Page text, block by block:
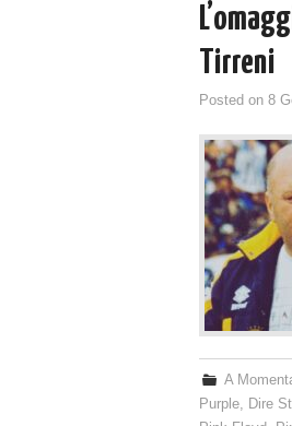
Tirreni
Posted on 8
A
Purple
Dire